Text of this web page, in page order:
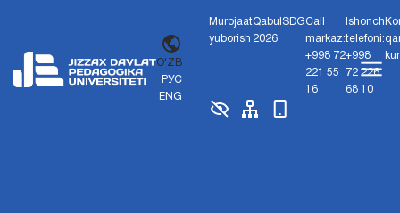
O'ZB
РУС
ENG
Murojaat
yuborish
Qabul
2026
SDGCall
markaz:
+998 72
221 55
16
Ishonch
telefoni:
+998
72 226
68 10